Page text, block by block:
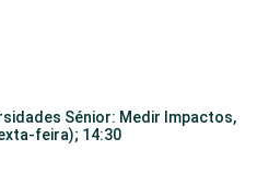
Sénior: Medir Impactos,
feira); 14:30